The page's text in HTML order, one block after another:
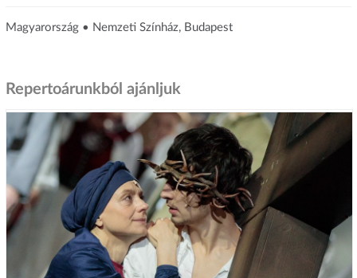
Magyarország • Nemzeti Színház, Budapest
Repertoárunkból ajánljuk